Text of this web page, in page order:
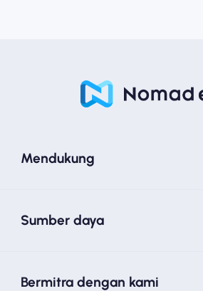
Mendukung
Sumber daya
Bermitra dengan kami